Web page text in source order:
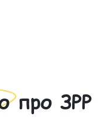
про ЗРР